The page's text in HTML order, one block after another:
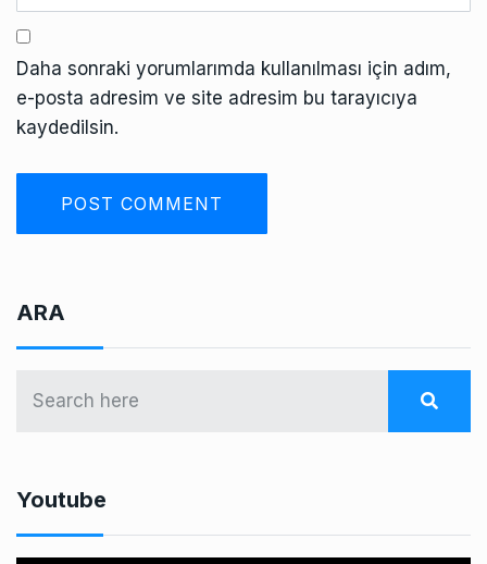
Daha sonraki yorumlarımda kullanılması için adım,
e-posta adresim ve site adresim bu tarayıcıya
kaydedilsin.
ARA
Youtube